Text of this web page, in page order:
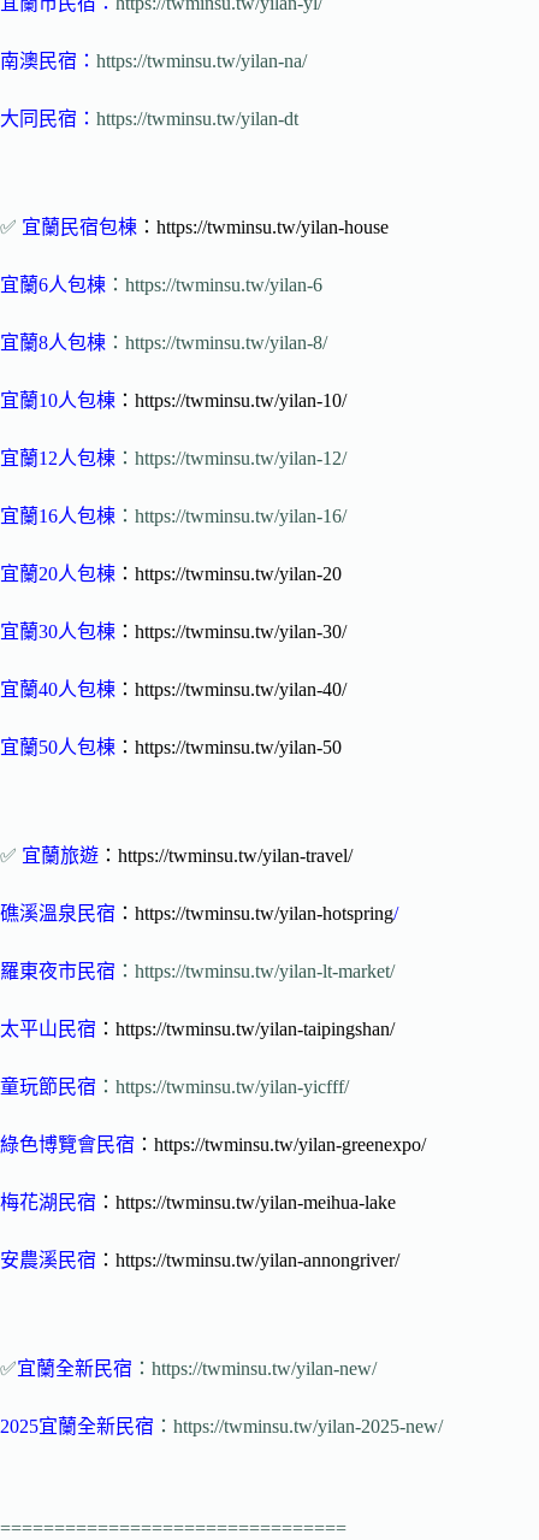
南澳民宿 ： https://twminsu.tw/yilan-na/
大同民宿 ： https://twminsu.tw/yilan-dt
✅ 宜蘭民宿包棟 ：https://twminsu.tw/yilan-house
宜蘭6人包棟 ：https://twminsu.tw/yilan-6
宜蘭8人包棟 ：https://twminsu.tw/yilan-8/
宜蘭10人包棟 ：https://twminsu.tw/yilan-10/
宜蘭12人包棟 ：https://twminsu.tw/yilan-12/
宜蘭16人包棟 ：https://twminsu.tw/yilan-16/
宜蘭20人包棟 ：https://twminsu.tw/yilan-20
宜蘭30人包棟 ：https://twminsu.tw/yilan-30/
宜蘭40人包棟 ：https://twminsu.tw/yilan-40/
宜蘭50人包棟 ：https://twminsu.tw/yilan-50
✅ 宜蘭旅遊 ：https://twminsu.tw/yilan-travel/
礁溪溫泉民宿 ：https://twminsu.tw/yilan-hotspring/
羅東夜市民宿 ：https://twminsu.tw/yilan-lt-market/
太平山民宿 ：https://twminsu.tw/yilan-taipingshan/
童玩節民宿 ：https://twminsu.tw/yilan-yicfff/
綠色博覽會民宿 ：https://twminsu.tw/yilan-greenexpo/
梅花湖民宿 ：https://twminsu.tw/yilan-meihua-lake
安農溪民宿 ：https://twminsu.tw/yilan-annongriver/
✅宜蘭全新民宿 ：https://twminsu.tw/yilan-new/
2025宜蘭全新民宿 ：https://twminsu.tw/yilan-2025-new/
================================